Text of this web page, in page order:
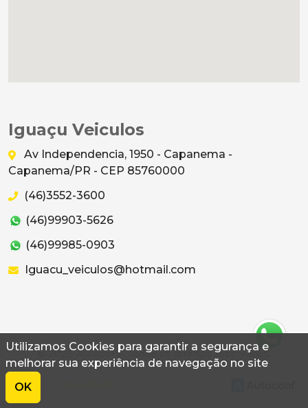
Utilizamos Cookies para garantir a segurança e
melhorar sua experiência de navegação no site
OK
Iguaçu Veiculos
Av Independencia, 1950 - Capanema -
Capanema/PR - CEP 85760000
(46)3552-3600
(46)99903-5626
(46)99985-0903
Iguacu_veiculos@hotmail.com
© 2026 Autoconf. Todos os direitos reservados.
Termos